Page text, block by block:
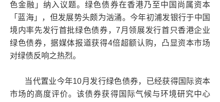
色金融」纳入议题。绿色债券在香港乃至中国尚属资本
「蓝海」，但发展势头颇为汹涌。今年初浦发银行于中国
境内率先发行首批绿色债券，7月领展发行首只香港企业
绿色债券，据媒体报道获得4倍超额认购，凸显资本市场
对绿债反响之热烈。
当代置业今年10月发行绿色债券，已经获得国际资本
市场的高度评价。该债券获得国际气候与环境研究中心